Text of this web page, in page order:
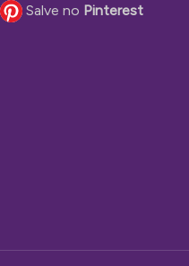
Salve no Pinterest